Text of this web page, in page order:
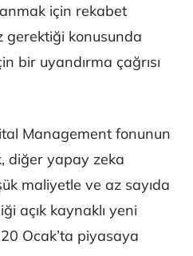
için rekabet
gerektiği konusunda
bir uyandırma çağrısı
Management fonunun
diğer yapay zeka
maliyetle ve az sayıda
açık kaynaklı yeni
Ocak’ta piyasaya